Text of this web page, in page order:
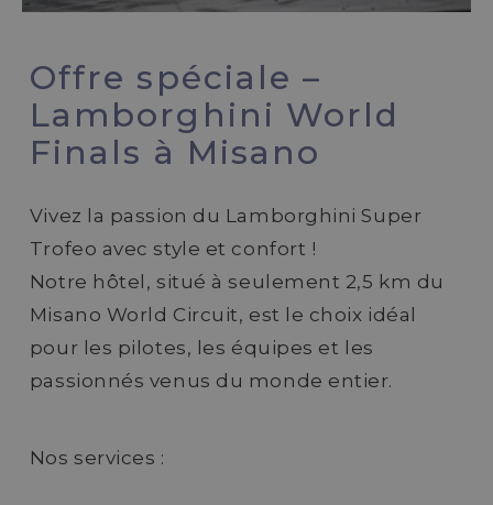
Offre spéciale –
Lamborghini World
Finals à Misano
Vivez la passion du Lamborghini Super
Trofeo avec style et confort !
Notre hôtel, situé à seulement 2,5 km du
Misano World Circuit, est le choix idéal
pour les pilotes, les équipes et les
passionnés venus du monde entier.
Nos services :